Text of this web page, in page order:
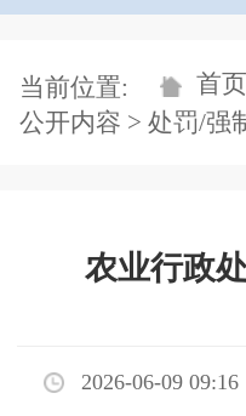
当前位置: 首页
公开内容 > 处罚/强
农业行政
2026-06-09 09:16